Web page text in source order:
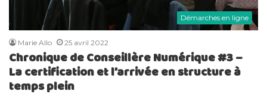
Démarches en ligne
Marie Allo 25 avril 2022
Chronique de Conseillère Numérique #3 –
La certification et l’arrivée en structure à
temps plein